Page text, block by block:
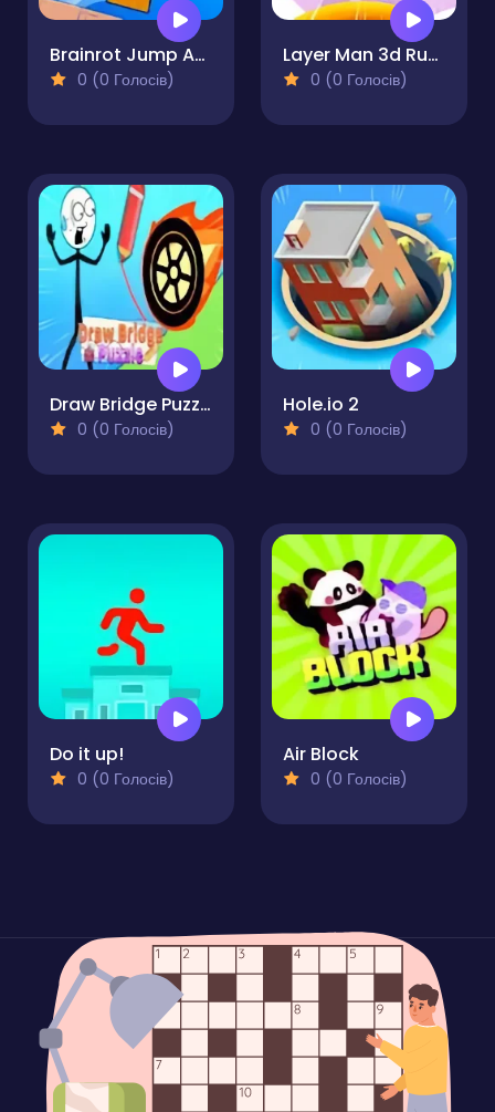
Brainrot Jump Adventure
0 (0 Голосів)
Layer Man 3d Run Collect
0 (0 Голосів)
Draw Bridge Puzzle
0 (0 Голосів)
Hole.io 2
0 (0 Голосів)
Do it up!
0 (0 Голосів)
Air Block
0 (0 Голосів)